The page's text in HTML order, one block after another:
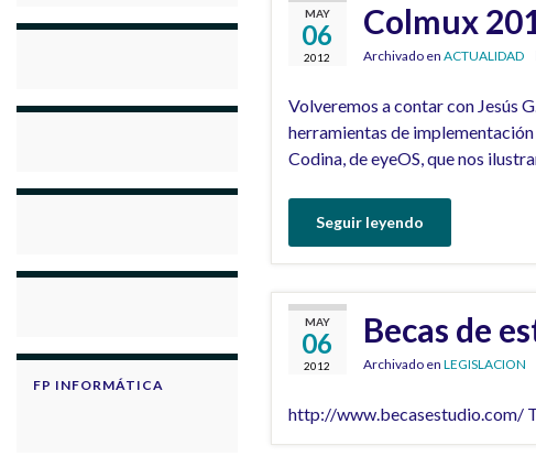
MAY
06
2012
Colmux
Archivado en ACTUALIDAD
Volveremos a contar con Jesús
herramientas de
Codina, de eyeOS, que nos
Seguir leyendo
MAY
06
2012
Becas de
Archivado en LEGISLACION
http://www.becasestudio.com/
FP INFORMÁTICA